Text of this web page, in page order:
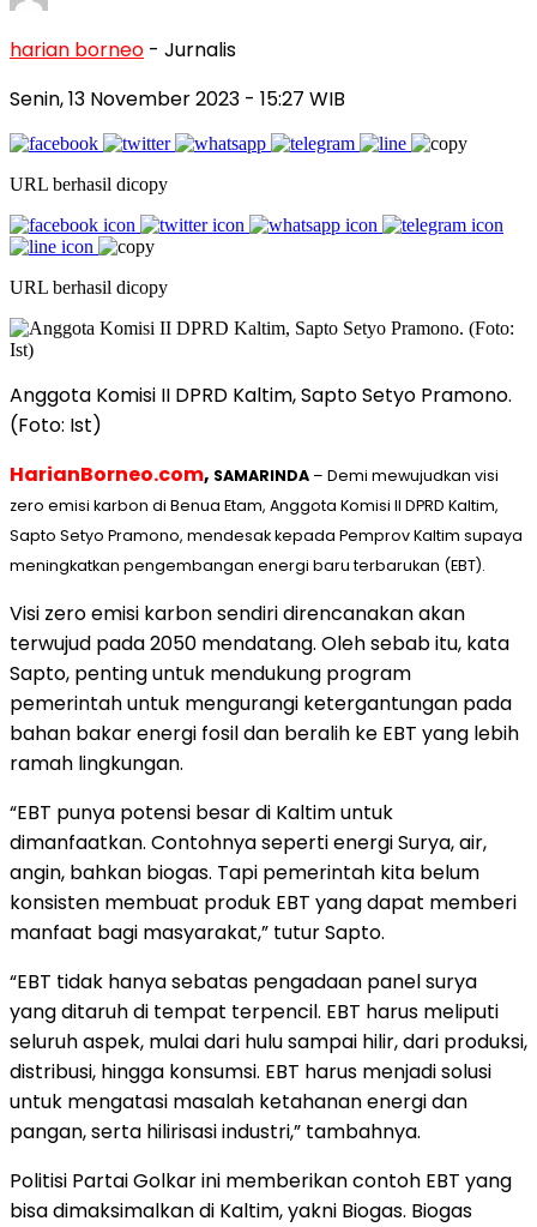
harian borneo - Jurnalis
Senin, 13 November 2023 - 15:27 WIB
URL berhasil dicopy
URL berhasil dicopy
Anggota Komisi II DPRD Kaltim, Sapto Setyo Pramono.
(Foto: Ist)
HarianBorneo.com, SAMARINDA – Demi mewujudkan visi
zero emisi karbon di Benua Etam, Anggota Komisi II DPRD Kaltim,
Sapto Setyo Pramono, mendesak kepada Pemprov Kaltim supaya
meningkatkan pengembangan energi baru terbarukan (EBT).
Visi zero emisi karbon sendiri direncanakan akan
terwujud pada 2050 mendatang. Oleh sebab itu, kata
Sapto, penting untuk mendukung program
pemerintah untuk mengurangi ketergantungan pada
bahan bakar energi fosil dan beralih ke EBT yang lebih
ramah lingkungan.
“EBT punya potensi besar di Kaltim untuk
dimanfaatkan. Contohnya seperti energi Surya, air,
angin, bahkan biogas. Tapi pemerintah kita belum
konsisten membuat produk EBT yang dapat memberi
manfaat bagi masyarakat,” tutur Sapto.
“EBT tidak hanya sebatas pengadaan panel surya
yang ditaruh di tempat terpencil. EBT harus meliputi
seluruh aspek, mulai dari hulu sampai hilir, dari produksi,
distribusi, hingga konsumsi. EBT harus menjadi solusi
untuk mengatasi masalah ketahanan energi dan
pangan, serta hilirisasi industri,” tambahnya.
Politisi Partai Golkar ini memberikan contoh EBT yang
bisa dimaksimalkan di Kaltim, yakni Biogas. Biogas